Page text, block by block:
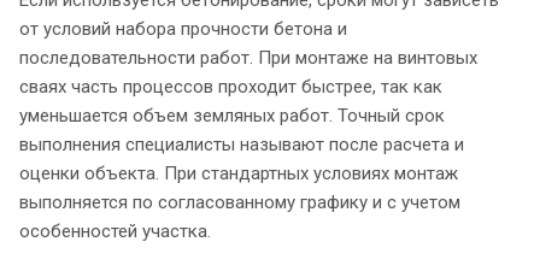
от условий набора прочности бетона и
последовательности работ. При монтаже на винтовых
сваях часть процессов проходит быстрее, так как
уменьшается объем земляных работ. Точный срок
выполнения специалисты называют после расчета и
оценки объекта. При стандартных условиях монтаж
выполняется по согласованному графику и с учетом
особенностей участка.